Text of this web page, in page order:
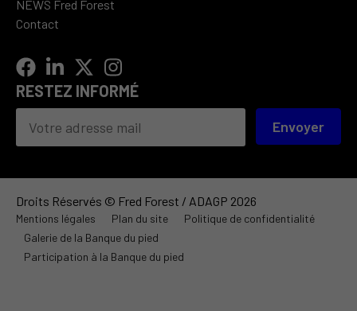
NEWS Fred Forest
Contact
RESTEZ INFORMÉ
Envoyer
Droits Réservés © Fred Forest / ADAGP 2026
Mentions légales Plan du site
Politique de confidentialité
Galerie de la Banque du pied
Participation à la Banque du pied